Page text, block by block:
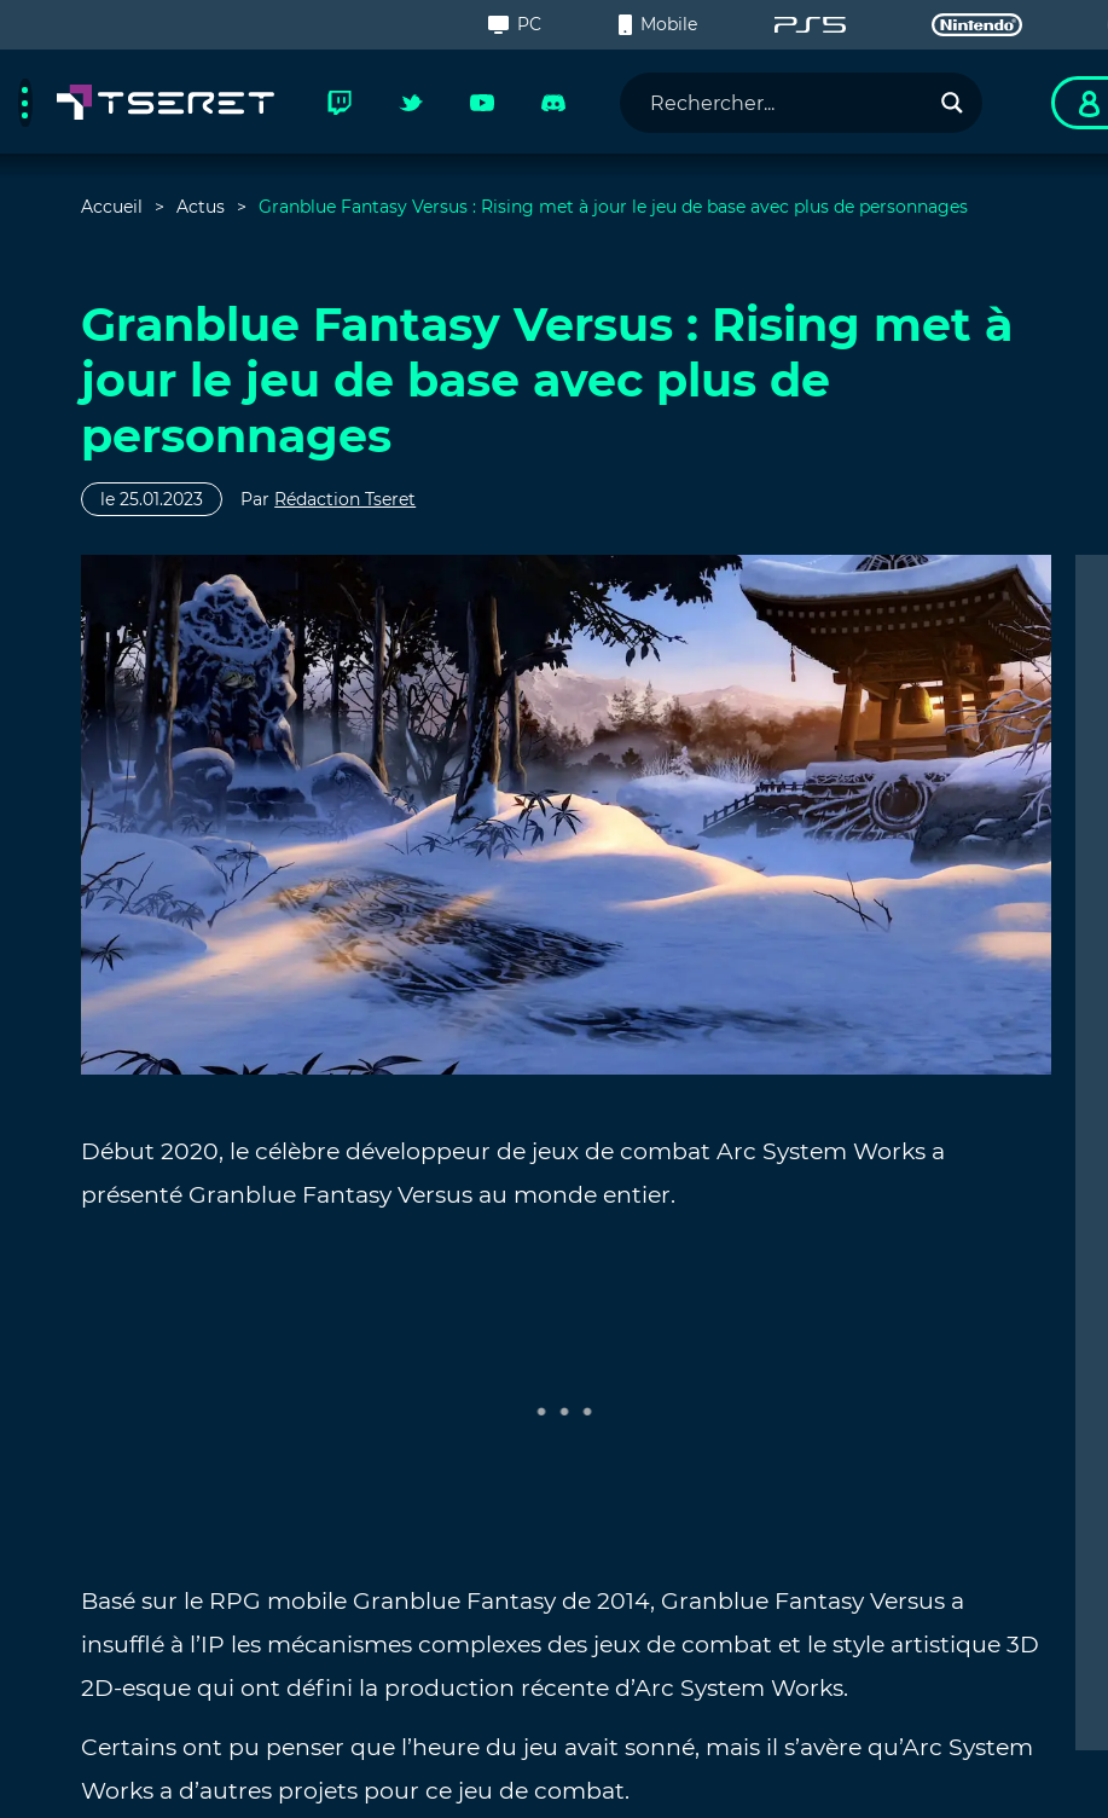
PC Mobile
Accueil Actus Granblue Fantasy Versus : Rising met à jour le jeu de base avec plus de personnages
Granblue Fantasy Versus : Rising met à
jour le jeu de base avec plus de
personnages
le 25.01.2023 Par Rédaction Tseret
Début 2020, le célèbre développeur de jeux de combat Arc System Works a
présenté Granblue Fantasy Versus au monde entier.
Basé sur le RPG mobile Granblue Fantasy de 2014, Granblue Fantasy Versus a
insufflé à l’IP les mécanismes complexes des jeux de combat et le style artistique 3D
2D-esque qui ont défini la production récente d’Arc System Works.
Certains ont pu penser que l’heure du jeu avait sonné, mais il s’avère qu’Arc System
Works a d’autres projets pour ce jeu de combat.